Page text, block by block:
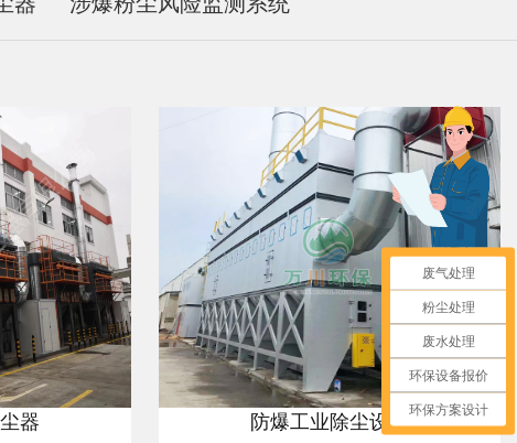
器 防爆工业除尘设备
废气处理
粉尘处理
废水处理
环保设备报价
环保方案设计